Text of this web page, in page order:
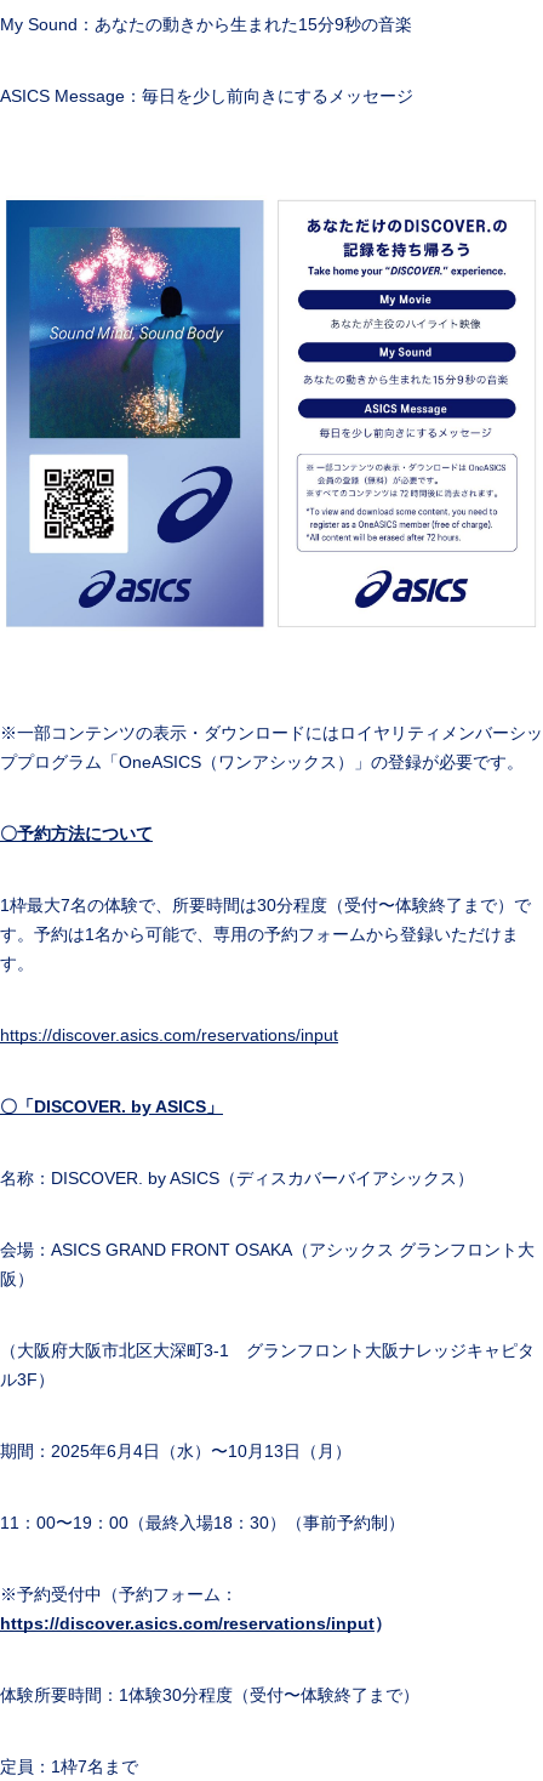
My Sound：あなたの動きから生まれた15分9秒の音楽
ASICS Message：毎日を少し前向きにするメッセージ
※一部コンテンツの表示・ダウンロードにはロイヤリティメンバーシッ
ププログラム「OneASICS（ワンアシックス）」の登録が必要です。
〇予約方法について
1枠最大7名の体験で、所要時間は30分程度（受付〜体験終了まで）で
す。予約は1名から可能で、専用の予約フォームから登録いただけま
す。
https://discover.asics.com/reservations/input
〇「DISCOVER. by ASICS 」
名称：DISCOVER. by ASICS（ディスカバーバイアシックス）
会場：ASICS GRAND FRONT OSAKA（アシックス グランフロント大
阪）
（大阪府大阪市北区大深町3-1 グランフロント大阪ナレッジキャピタ
ル3F）
期間：2025年6月4日（水）〜10月13日（月）
11：00〜19：00（最終入場18：30）（事前予約制）
※予約受付中（予約フォーム：
https://discover.asics.com/reservations/input）
体験所要時間：1体験30分程度（受付〜体験終了まで）
定員：1枠7名まで